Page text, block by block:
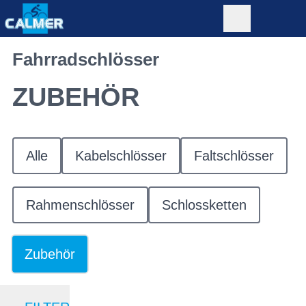
Fahrradschlösser
ZUBEHÖR
Alle Kabelschlösser Faltschlösser
Rahmenschlösser Schlossketten
Zubehör